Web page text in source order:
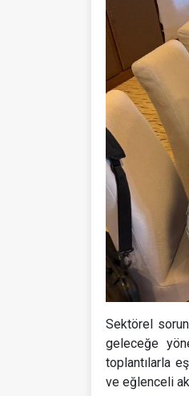
Sektörel
geleceğe
toplantılarla
ve eğlenceli